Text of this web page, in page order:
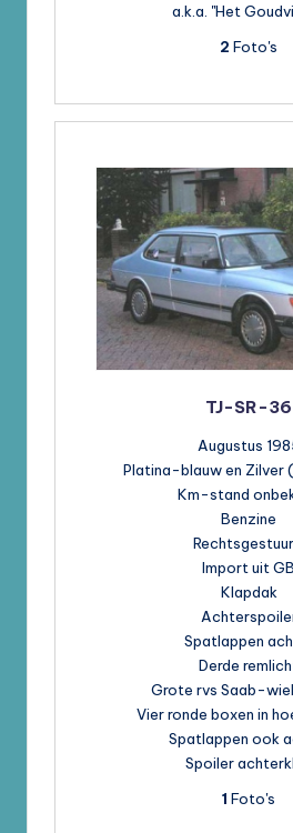
a.k.a. "Het
2 Foto's
TJ-SR-36
Augustus
Platina-blauw en
Km-stand
Benzine
Import uit GB
Klapdak
Spatlappen
Derde
Grote rvs Saab-
Vier ronde boxen in
Spatlappen ook
Spoiler
1 Foto's